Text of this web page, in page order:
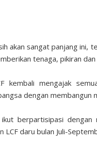
akan sangat panjang ini,
tenaga, pikiran
kembali mengajak
dengan membangun
berpartisipasi
LCF daru bulan Juli-